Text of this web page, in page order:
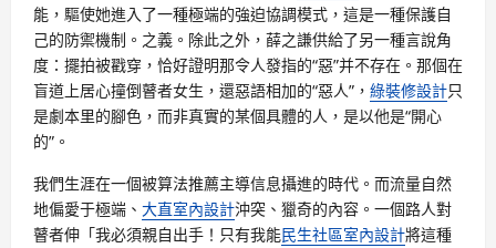
能，驅使她進入了一種極端的強迫協調模式，這是一種保護自
己的防禦機制。之義。除此之外，薛之謙供給了另一種言說角
度：擺拍被戳穿，恰好證明那令人發指的“惡”并不存在。那個在
盲道上居心撞倒瞽者女生，還惡語相加的“惡人”， 綠裝修設計只
是劇本里的腳色，而非真實的某個具體的人，是以他是“開心
的”。
我們生涯在一個被算法推薦主導信息攝進的時代。而流量自然
地偏愛于極端、 大直室內設計沖突、獵奇的內容。一個路人對
瞽者伸「我必須親自出手！只有我能民生社區室內設計將這種